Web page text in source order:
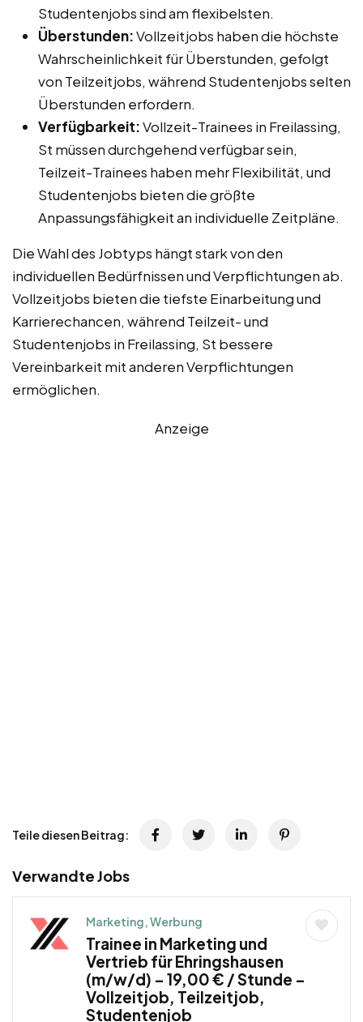
Studentenjobs sind am flexibelsten.
Überstunden:Vollzeitjobs haben die höchste
Wahrscheinlichkeit für Überstunden, gefolgt
von Teilzeitjobs, während Studentenjobs selten
Überstunden erfordern.
Verfügbarkeit:Vollzeit-Trainees in Freilassing,
St müssen durchgehend verfügbar sein,
Teilzeit-Trainees haben mehr Flexibilität, und
Studentenjobs bieten die größte
Anpassungsfähigkeit an individuelle Zeitpläne.
Die Wahl des Jobtyps hängt stark von den
individuellen Bedürfnissen und Verpflichtungen ab.
Vollzeitjobs bieten die tiefste Einarbeitung und
Karrierechancen, während Teilzeit- und
Studentenjobs in Freilassing, St bessere
Vereinbarkeit mit anderen Verpflichtungen
ermöglichen.
Anzeige
Teile diesen Beitrag:
Verwandte Jobs
Marketing, Werbung
Trainee in Marketing und
Vertrieb für Ehringshausen
(m/w/d) – 19,00 € / Stunde –
Vollzeitjob, Teilzeitjob,
Studentenjob